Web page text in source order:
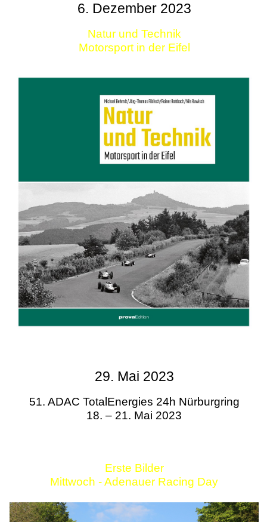
6. Dezember 2023
Natur und Technik
Motorsport in der Eifel
29. Mai 2023
51. ADAC TotalEnergies 24h Nürburgring
18. – 21. Mai 2023
Erste Bilder
Mittwoch - Adenauer Racing Day